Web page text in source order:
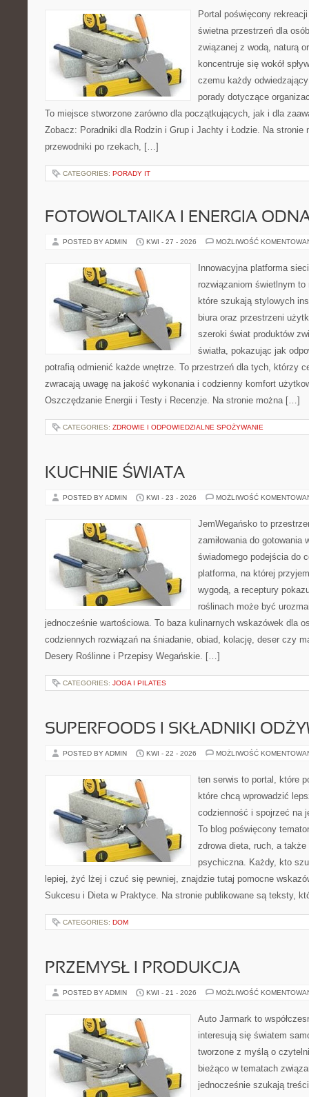
Portal poświęcony
świetna przestrzeń dla
związanej z wodą, naturą
koncentruje się wokół
czemu każdy
porady dotyczące
To miejsce stworzone zarówno dla początkujących, jak i dla
Zobacz: Poradniki dla Rodzin i Grup i Jachty i Łodzie. Na stronie
przewodniki po rzekach, […]
CATEGORIES: PORADY IT
FOTOWOLTAIKA I ENERGIA
POSTED BY ADMIN KWI - 27 - 2026 MOŻLIWOŚĆ
Innowacyjna platforma
rozwiązaniom świetlnym
które szukają stylowych
biura oraz przestrzeni
szeroki świat produktów
światła, pokazując jak
potrafią odmienić każde wnętrze. To przestrzeń dla tych, którzy
zwracają uwagę na jakość wykonania i codzienny komfort
Oszczędzanie Energii i Testy i Recenzje. Na stronie można […]
CATEGORIES: ZDROWIE I ODPOWIEDZIALNE SPOŻYWANIE
KUCHNIE ŚWIATA
POSTED BY ADMIN KWI - 23 - 2026 MOŻLIWOŚĆ
JemWegańsko to
zamiłowania do gotowania
świadomego podejścia do
platforma, na której
wygodą, a receptury
roślinach może być
jednocześnie wartościowa. To baza kulinarnych wskazówek dla
codziennych rozwiązań na śniadanie, obiad, kolację, deser czy
Desery Roślinne i Przepisy Wegańskie. […]
CATEGORIES: JOGA I PILATES
SUPERFOODS I SKŁADNIKI
POSTED BY ADMIN KWI - 22 - 2026 MOŻLIWOŚĆ
ten serwis to portal, które
które chcą wprowadzić
codzienność i spojrzeć na
To blog poświęcony
zdrowa dieta, ruch, a
psychiczna. Każdy, kto
lepiej, żyć lżej i czuć się pewniej, znajdzie tutaj pomocne
Sukcesu i Dieta w Praktyce. Na stronie publikowane są teksty,
CATEGORIES: DOM
PRZEMYSŁ I PRODUKCJA
POSTED BY ADMIN KWI - 21 - 2026 MOŻLIWOŚĆ
Auto Jarmark to
interesują się światem
tworzone z myślą o
bieżąco w tematach
jednocześnie szukają